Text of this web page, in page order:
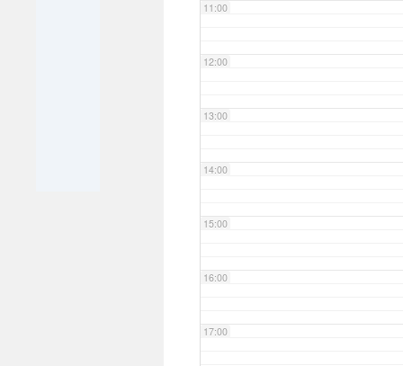
11:00
12:00
13:00
14:00
15:00
16:00
17:00